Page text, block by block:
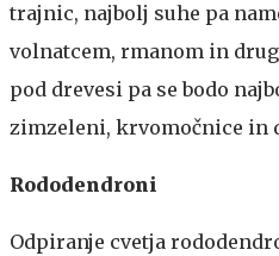
trajnic, najbolj suhe pa
volnatcem, rmanom in
pod drevesi pa se bodo
zimzeleni, krvomočnice in
Rododendroni
Odpiranje cvetja